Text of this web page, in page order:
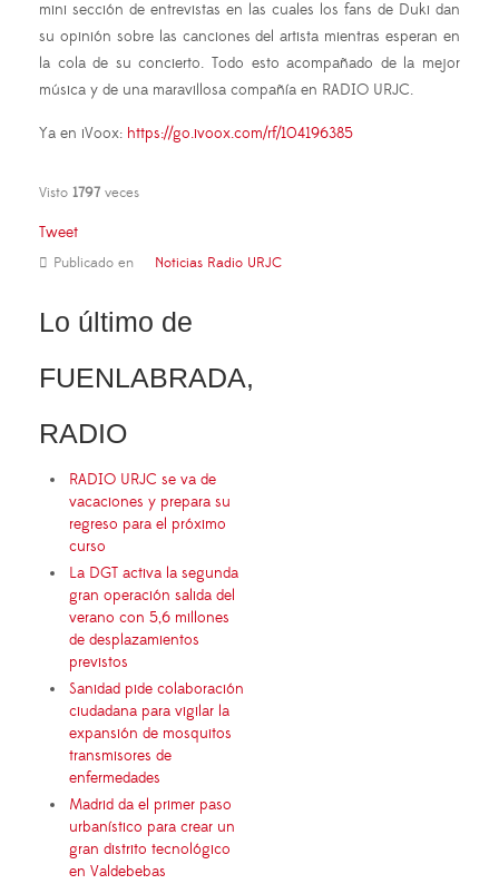
mini sección de entrevistas en las cuales los fans de Duki dan
su opinión sobre las canciones del artista mientras esperan en
la cola de su concierto. Todo esto acompañado de la mejor
música y de una maravillosa compañía en RADIO URJC.
Ya en iVoox: https://go.ivoox.com/rf/104196385
Visto 1797 veces
Tweet
Publicado en Noticias Radio URJC
Lo último de
FUENLABRADA,
RADIO
RADIO URJC se va de
vacaciones y prepara su
regreso para el próximo
curso
La DGT activa la segunda
gran operación salida del
verano con 5,6 millones
de desplazamientos
previstos
Sanidad pide colaboración
ciudadana para vigilar la
expansión de mosquitos
transmisores de
enfermedades
Madrid da el primer paso
urbanístico para crear un
gran distrito tecnológico
en Valdebebas